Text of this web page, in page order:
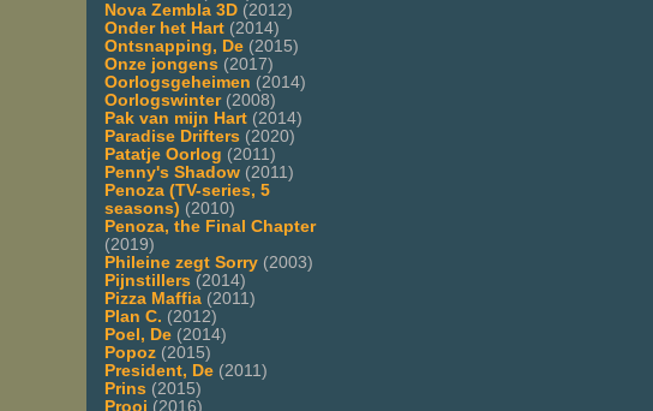
Nova Zembla 3D (2012)
Onder het Hart (2014)
Ontsnapping, De (2015)
Onze jongens (2017)
Oorlogsgeheimen (2014)
Oorlogswinter(2008)
Pak van mijn Hart (2014)
Paradise Drifters (2020)
Patatje Oorlog (2011)
Penny's Shadow (2011)
Penoza (TV-series, 5
seasons) (2010)
Penoza, the Final Chapter
(2019)
Phileine zegt Sorry (2003)
Pijnstillers (2014)
Pizza Maffia (2011)
Plan C. (2012)
Poel, De (2014)
Popoz (2015)
President, De (2011)
Prins (2015)
Prooi (2016)